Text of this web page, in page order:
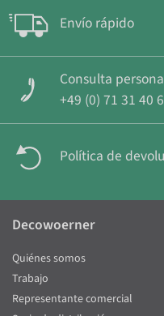
Envío rápido
Consulta
+49 (0) 71 31 40
Política de
Decowoerner
Quiénes somos
Trabajo
Representante comercial